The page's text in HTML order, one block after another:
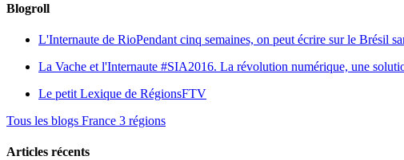
Blogroll
L'Internaute de RioPendant cinq semaines, on peut écrire sur le Brésil
La Vache et l'Internaute #SIA2016. La révolution numérique, une
Le petit Lexique de RégionsFTV
Tous les blogs France 3 régions
Articles récents